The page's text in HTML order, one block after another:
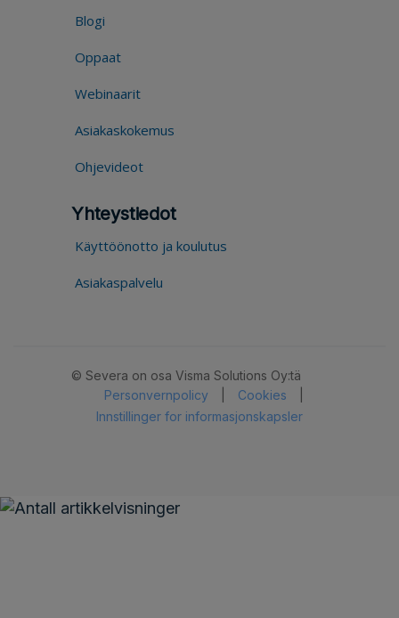
Blogi
Oppaat
Webinaarit
Asiakaskokemus
Ohjevideot
Yhteystiedot
Käyttöönotto ja koulutus
Asiakaspalvelu
© Severa on osa Visma Solutions Oy:tä
Personvernpolicy
Cookies
Innstillinger for informasjonskapsler